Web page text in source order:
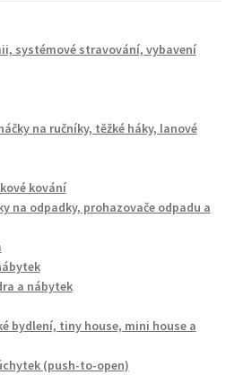
systémové stravování, vybavení
na ručníky, těžké háky, lanové
kování
na odpadky, prohazovače odpadu a
a nábytek
bydlení, tiny house, mini house a
(push-to-open)